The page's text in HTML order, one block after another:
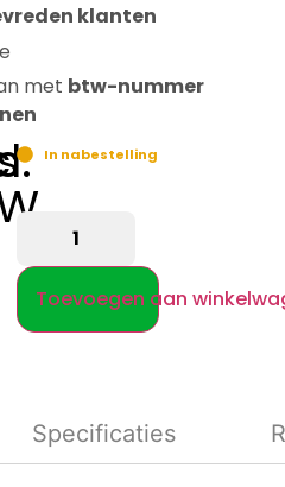
klanten
met btw-nummer
In nabestelling
Toevoegen aan
Specificaties